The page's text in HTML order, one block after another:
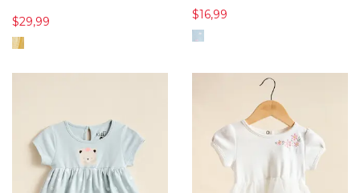
$29,99 $16,99